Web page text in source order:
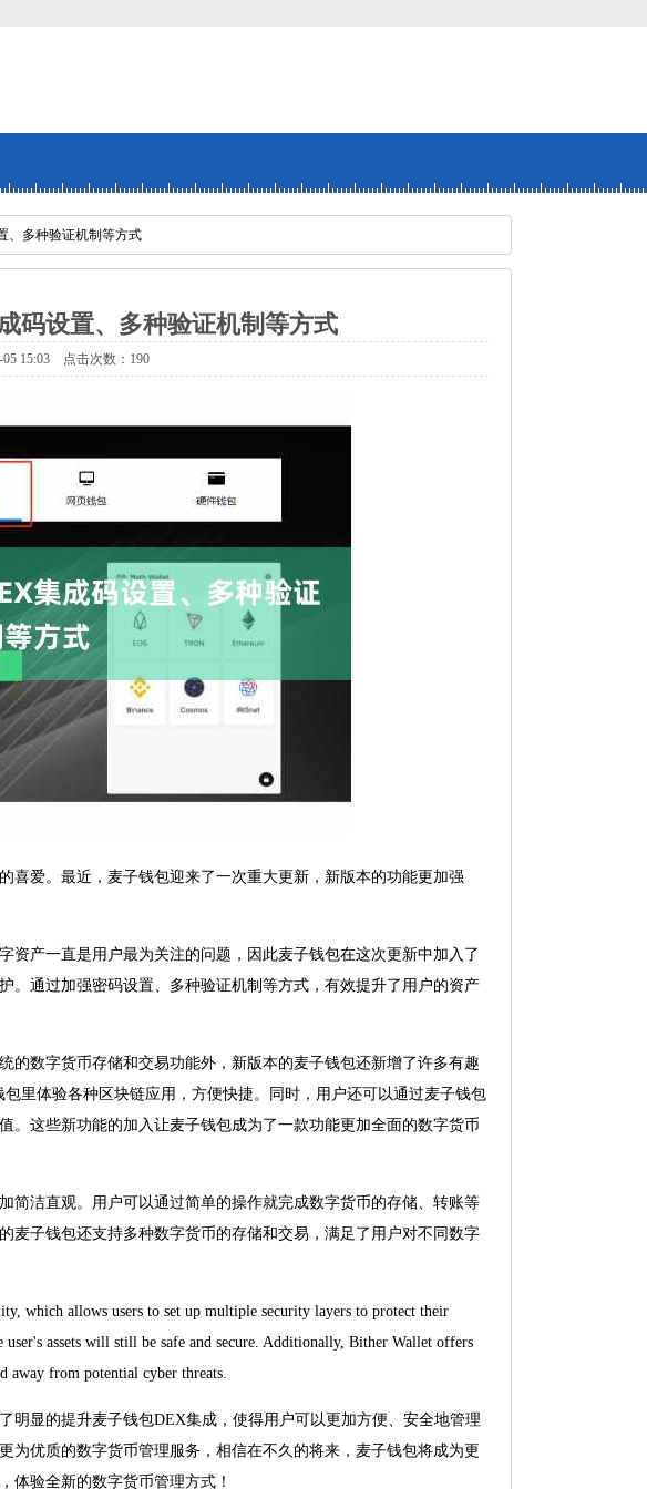
、多种验证机制等方式
码设置、多种验证机制等方式
05 15:03 点击次数：190
喜爱。最近，麦子钱包迎来了一次重大更新，新版本的功能更加强
产一直是用户最为关注的问题，因此麦子钱包在这次更新中加入了
。通过加强密码设置、多种验证机制等方式，有效提升了用户的资产
的数字货币存储和交易功能外，新版本的麦子钱包还新增了许多有趣
里体验各种区块链应用，方便快捷。同时，用户还可以通过麦子钱包
。这些新功能的加入让麦子钱包成为了一款功能更加全面的数字货币
简洁直观。用户可以通过简单的操作就完成数字货币的存储、转账等
麦子钱包还支持多种数字货币的存储和交易，满足了用户对不同数字
which allows users to set up multiple security layers to protect their
assets will still be safe and secure. Additionally, Bither Wallet offers
away from potential cyber threats.
明显的提升麦子钱包DEX集成，使得用户可以更加方便、安全地管理
为优质的数字货币管理服务，相信在不久的将来，麦子钱包将成为更
体验全新的数字货币管理方式！